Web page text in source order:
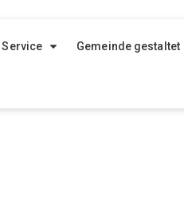
Gemeinde gestaltet